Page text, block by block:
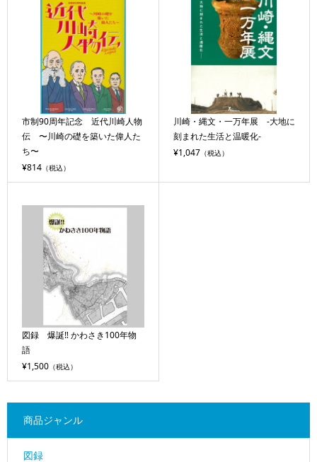
市制90周年記念 近代川崎人物
伝 〜川崎の礎を築いた偉人た
ち〜
¥814 （税込）
川崎・縄文・一万年展 -大地に
刻まれた生活と温暖化-
¥1,047（税込）
図録 爆誕‼ かわさき100年物
語
¥1,500 （税込）
商品ジャンル
図録